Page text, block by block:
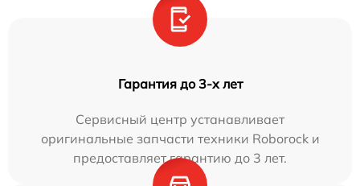
Гарантия до 3-х лет
Сервисный центр устанавливает
оригинальные запчасти техники Roborock и
предоставляет гарантию до 3 лет.